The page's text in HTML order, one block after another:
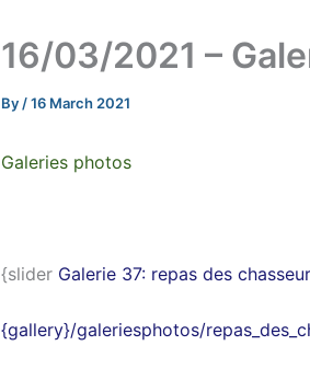
16/03/2021 –
By /16 March 2021
Galeries photos
{slider Galerie 37: repas des
{gallery}/galeriesphotos/